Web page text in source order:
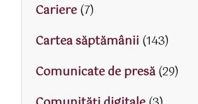
Cariere(7)
Cartea săptămânii (143)
Comunicate de presă(29)